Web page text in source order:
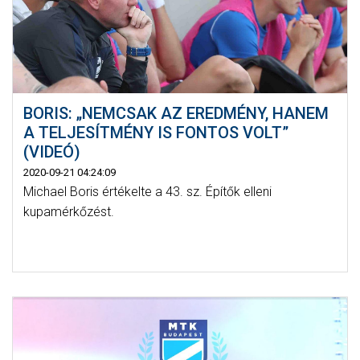
BORIS: „NEMCSAK AZ EREDMÉNY, HANEM
A TELJESÍTMÉNY IS FONTOS VOLT”
(VIDEÓ)
2020-09-21 04:24:09
Michael Boris értékelte a 43. sz. Építők elleni
kupamérkőzést.